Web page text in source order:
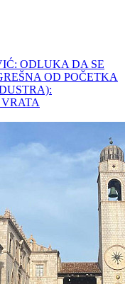
ODLUKA DA SE
OD POČETKA